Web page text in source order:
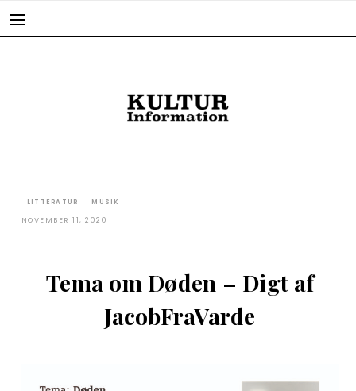
LITTERATUR MUSIK
NOVEMBER 11, 2020
Tema om Døden – Digt af
JacobFraVarde